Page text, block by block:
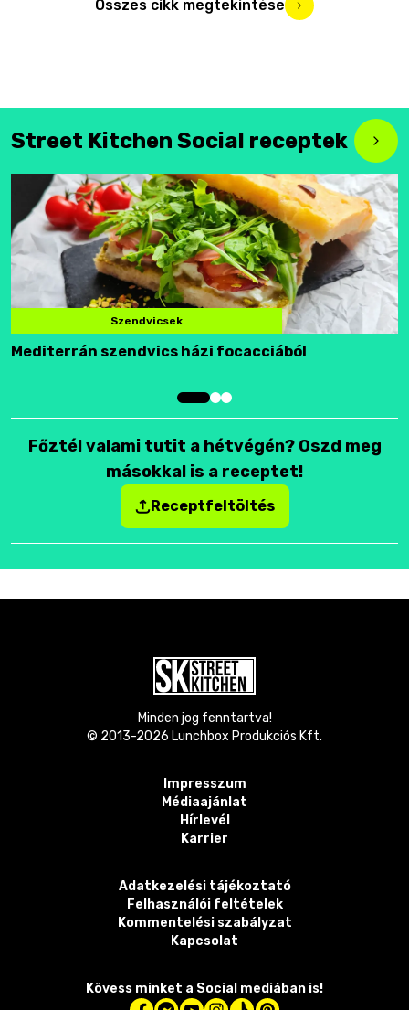
Összes cikk megtekintése
Street Kitchen Social receptek
Szendvicsek
Mediterrán szendvics házi focacciából
Főztél valami tutit a hétvégén? Oszd meg
másokkal is a receptet!
Receptfeltöltés
Minden jog fenntartva!
© 2013-2026 Lunchbox Produkciós Kft.
Impresszum
Médiaajánlat
Hírlevél
Karrier
Adatkezelési tájékoztató
Felhasználói feltételek
Kommentelési szabályzat
Kapcsolat
Kövess minket a Social mediában is!